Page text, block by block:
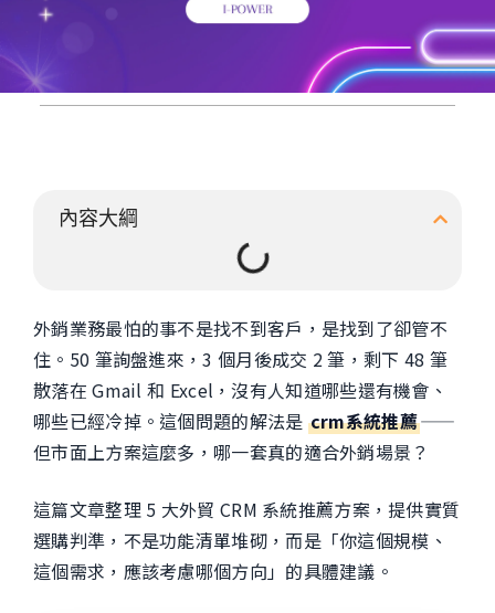
內容大綱
外銷業務最怕的事不是找不到客戶，是找到了卻管不
住。50 筆詢盤進來，3 個月後成交 2 筆，剩下 48 筆
散落在 Gmail 和 Excel，沒有人知道哪些還有機會、
哪些已經冷掉。這個問題的解法是 crm系統推薦——
但市面上方案這麼多，哪一套真的適合外銷場景？
這篇文章整理 5 大外貿 CRM 系統推薦方案，提供實質
選購判準，不是功能清單堆砌，而是「你這個規模、
這個需求，應該考慮哪個方向」的具體建議。